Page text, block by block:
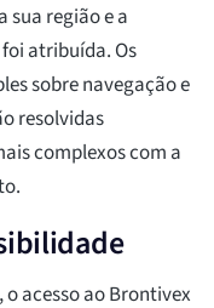
sua região e a
atribuída. Os
sobre navegação e
resolvidas
complexos com a
acesso ao Brontivex